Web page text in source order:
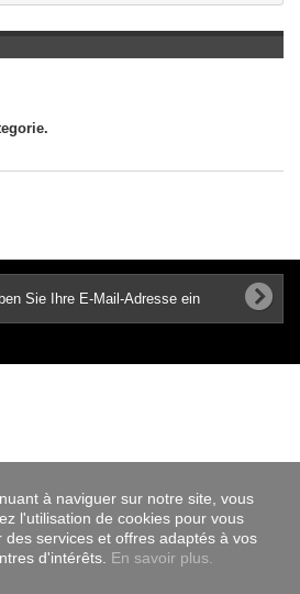
à naviguer sur notre site, vous
l'utilisation de cookies pour vous
des services et offres adaptés à vos
d'intérêts. En savoir plus.